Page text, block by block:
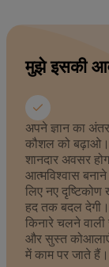
मुझे इसकी
अपने ज्ञान का
कौशल को बढ़ाओ।
शानदार अवसर
आत्मविश्वास
लिए नए दृष्टिकोण
हद तक बदल
किनारे चलने
और सुस्त कोआलाएँ
में काम पर जाते हैं।